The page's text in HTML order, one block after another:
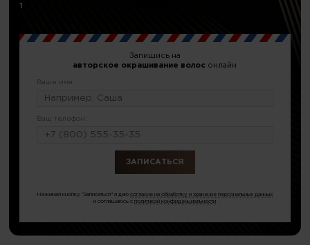
1
Запишись на
авторское окрашивание волос онлайн
Ваше имя:
Ваш телефон:
Нажимая кнопку "Записаться" я даюсогласие на обработку и хранение персональных данных
и соглашаюсь сполитикой конфиденциальности